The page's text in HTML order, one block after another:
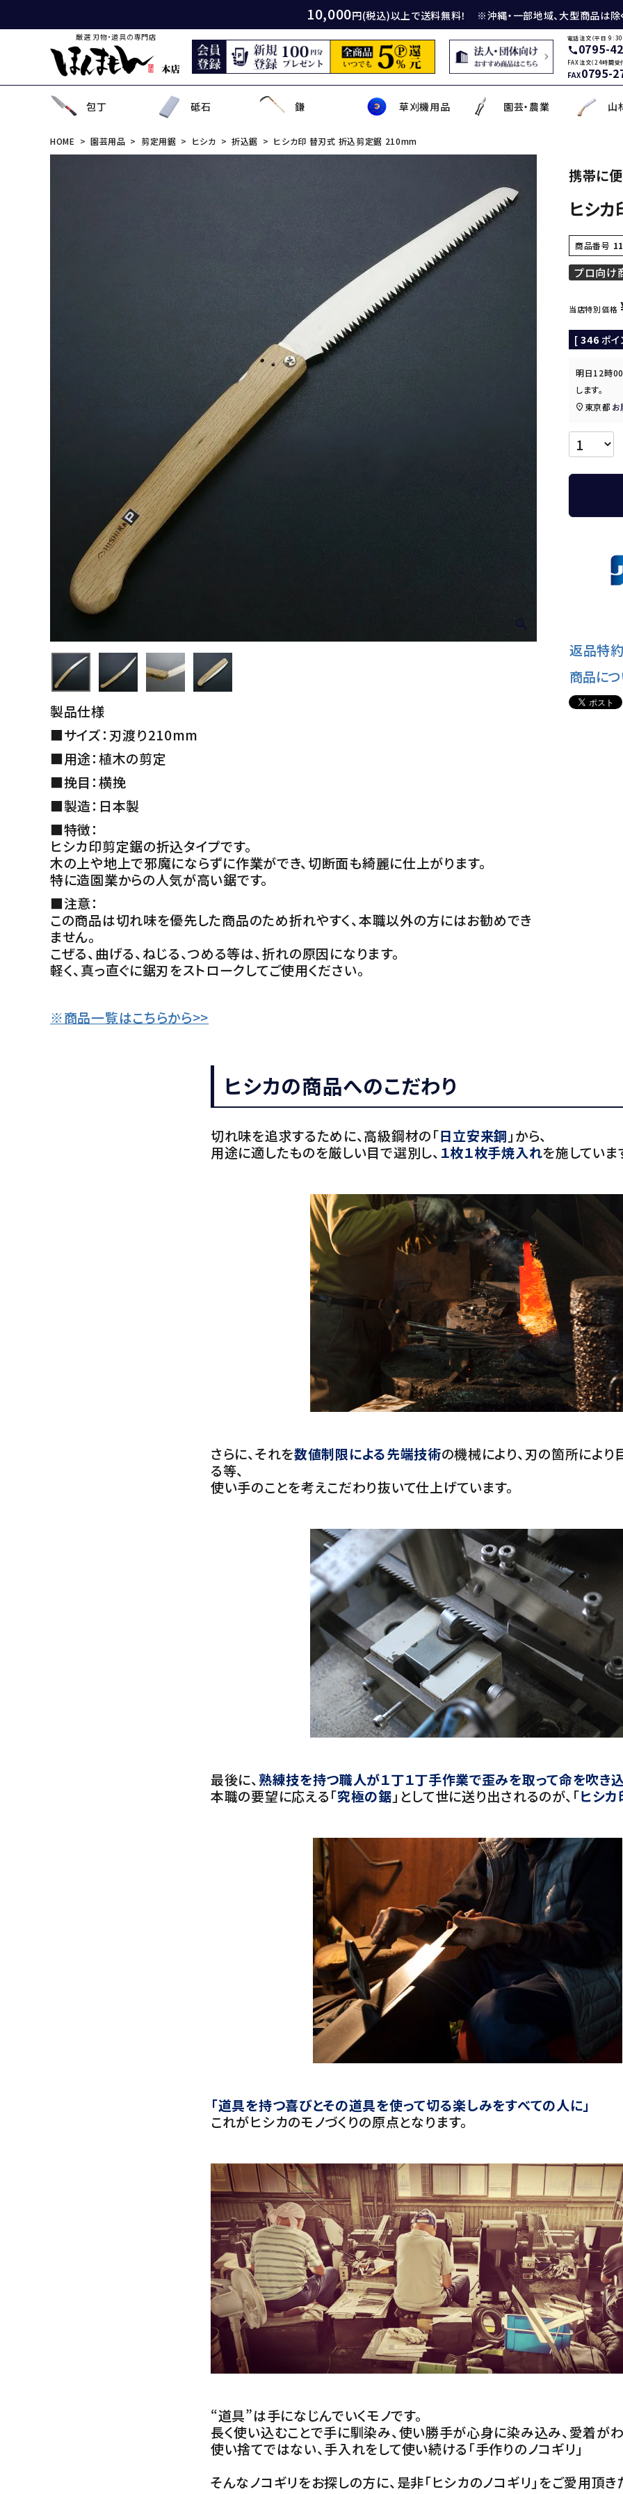
10,000円(税込)以上で送料無料！ ※沖縄・一部地域、大型商品は除
厳選 刃物・道具の専門店 電話注文（平日
call0795-
FAX注文（24時間受
FAX0795-
包丁
ペティナイフ 牛刀・筋引き・骨スキ
セット商品 包丁収納・ケース
砥石
長刃包丁用砥石 刃物研磨機
金盤・金剛砂 メンテナンス用品
鎌
小鎌 木鎌
草削り鎌
草刈機用品
畦草刈機用刃 モア用刃
補助・メンテナンス工具 草焼きバーナー
園芸・農業
農作・園芸用具 芝刈機・管理機・耕耘機爪
セット品 携帯・収納ケース
山
金矢・クサビ 木の皮剥き・角返し
電動先端工具 金切鋏
その他
ソムリエナイフ・カトラリー 盛箸・盛皿・盛台
まな板
HOME 園芸用品 剪定用鋸 ヒシカ 折込鋸 ヒシカ印 替刃式 折込剪定鋸 210mm
製品仕様
■サイズ：刃渡り210mm
■用途：植木の剪定
■挽目：横挽
■製造：日本製
■特徴：
ヒシカ印剪定鋸の折込タイプです。
木の上や地上で邪魔にならずに作業ができ、切断面も綺麗に仕上がります。
特に造園業からの人気が高い鋸です。
■注意：
この商品は切れ味を優先した商品のため折れやすく、本職以外の方にはお勧めでき
ません。
こぜる、曲げる、ねじる、つめる等は、折れの原因になります。
軽く、真っ直ぐに鋸刃をストロークしてご使用ください。
※商品一覧はこちらから>>
携帯に
ヒシ
商品番号
プロ向け
当店特別価格
[ 346 ポ
明日12時
します。
東京都 お
返品特
商品に
ヒシカの商品へのこだわり
切れ味を追求するために、高級鋼材の「日立安来鋼 」から、
用途に適したものを厳しい目で選別し、 １枚１枚手焼入れを施していま
さらに、それを数値制限による先端技術の機械により、刃の箇所によ
る等、
使い手のことを考えこだわり抜いて仕上げています。
最後に、熟練技を持つ職人が１丁１丁手作業で歪みを取って命を吹き
本職の要望に応える「究極の鋸 」として世に送り出されるのが、「ヒシカ
「道具を持つ喜びとその道具を使って切る楽しみをすべての人に」
これがヒシカのモノづくりの原点となります。
“道具”は手になじんでいくモノです。
長く使い込むことで手に馴染み、使い勝手が心身に染み込み、愛着がわ
使い捨てではない、手入れをして使い続ける「手作りのノコギリ」
そんなノコギリをお探しの方に、是非「ヒシカのノコギリ」をご愛用頂き